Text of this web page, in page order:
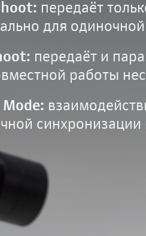
передаёт
для
передаёт и
работы